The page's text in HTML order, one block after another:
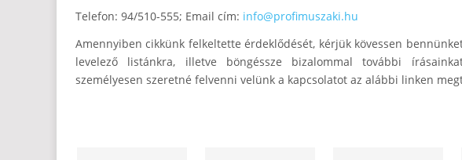
Telefon: 94/510-555; Email cím: info@profimuszaki.hu
Amennyiben cikkünk felkeltette érdeklődését, kérjük kövessen
levelező listánkra, illetve böngéssze bizalommal további
személyesen szeretné felvenni velünk a kapcsolatot az alábbi linken